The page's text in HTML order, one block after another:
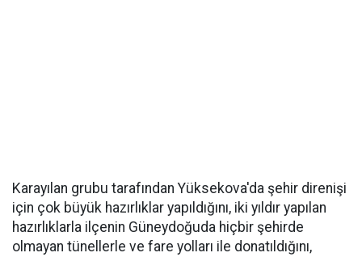
Karayılan grubu tarafından Yüksekova'da şehir direnişi
için çok büyük hazırlıklar yapıldığını, iki yıldır yapılan
hazırlıklarla ilçenin Güneydoğuda hiçbir şehirde
olmayan tünellerle ve fare yolları ile donatıldığını,